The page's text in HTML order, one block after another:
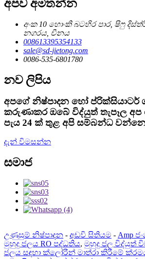
අපව අමතන්න
අංක 10 හොංකි බටහිර පාර, ෂිෆු
නගරය, චීනය
008613395354133
sale@sd-jietong.com
0086-535-6801780
නව ලිපිය
අපගේ නිෂ්පාදන හෝ ප්රික්සියාටර්
කරුණාකර ඔබේ විද්යුත් තැපෑල
පැය 24 ක් තුළ අපි සම්බන්ධ
දැන් විමසන්න
සමාජ
උණුසුම් නිෂ්පාදන - අඩවි සිතියම - Amp
මුහුදු ජලය RO පද්ධතිය, මුහුදු ජල විද්යුත්
ජලය සඳහා ක්ලෝරීන් මාත්රා කිරීමේ